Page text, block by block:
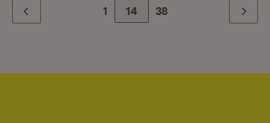
Zurück 1 Zur Seite
14 38 Weiter